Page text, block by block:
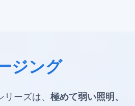
ジング
ーズは、 極めて弱い照明、